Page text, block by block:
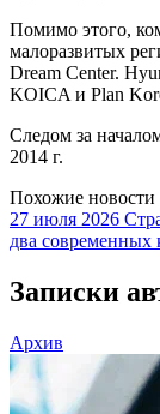
Помимо этого,
малоразвитых
Dream Center.
KOICA и Plan
Следом за
2014 г.
Похожие новости
27 июля 2026
два современных
Записки
Архив